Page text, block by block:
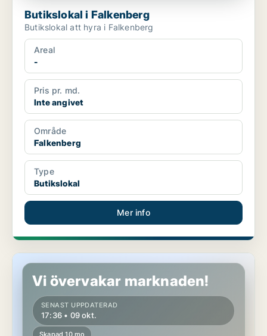
Butikslokal i Falkenberg
Butikslokal att hyra i Falkenberg
Areal
-
Pris pr. md.
Inte angivet
Område
Falkenberg
Type
Butikslokal
Mer info
Butikslokal i Kungsbacka
Vi övervakar marknaden!
SENAST UPPDATERAD
17:36 • 09 okt.
Skapad 10 mo